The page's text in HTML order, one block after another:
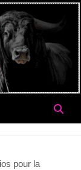
pour la